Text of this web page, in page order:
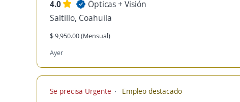
4.0
Ópticas + Visión
Saltillo, Coahuila
$ 9,950.00 (Mensual)
Ayer
Se precisa Urgente Empleo destacado